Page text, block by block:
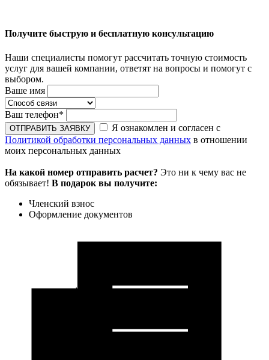
Получите быструю и бесплатную консультацию
Наши специалисты помогут рассчитать точную стоимость
услуг для вашей компании, ответят на вопросы и помогут с
выбором.
Ваше имя
Ваш телефон*
Я ознакомлен и согласен с
Политикой обработки персональных данных в отношении
моих персональных данных
На какой номер отправить расчет? Это ни к чему вас не
обязывает! В подарок вы получите:
Членский взнос
Оформление документов